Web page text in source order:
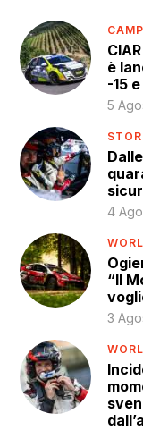
è
-15
5
4
“Il
3